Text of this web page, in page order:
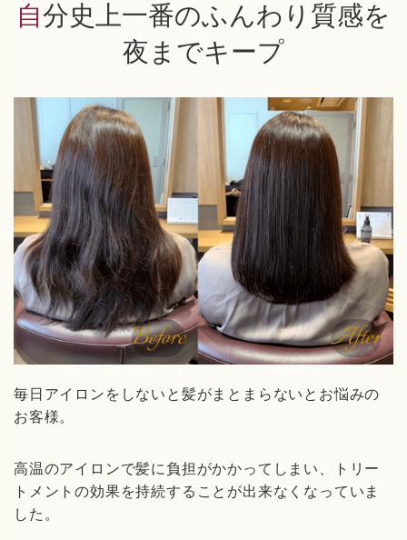
自分史上一番のふんわり質感を
夜までキープ
毎日アイロンをしないと髪がまとまらないとお悩みの
お客様。
高温のアイロンで髪に負担がかかってしまい、トリー
トメントの効果を持続することが出来なくなっていま
した。